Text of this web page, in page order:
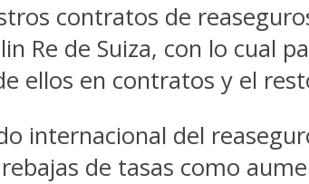
contratos de
Re de Suiza, con lo cual
ellos en contratos y el
internacional del
de tasas como